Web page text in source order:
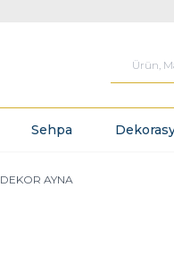
Sehpa
DEKOR AYNA